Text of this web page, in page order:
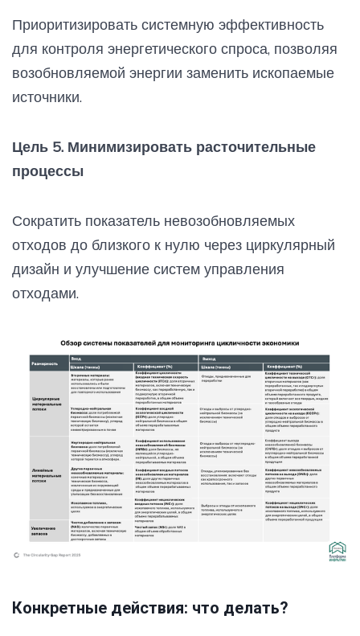
Приоритизировать системную эффективность
для контроля энергетического спроса, позволяя
возобновляемой энергии заменить ископаемые
источники.
Цель 5. Минимизировать расточительные
процессы
Сократить показатель невозобновляемых
отходов до близкого к нулю через циркулярный
дизайн и улучшение систем управления
отходами.
Конкретные действия: что делать?